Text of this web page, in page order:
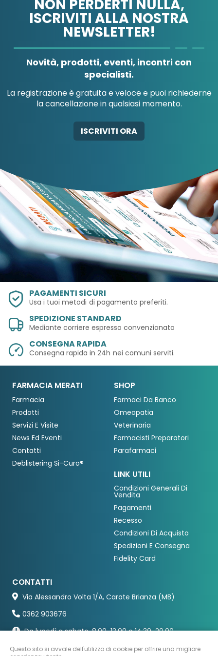
A.MENARINI
A.MENARINI
AB-GLOBAL SRL
ABBATE A&V PHARMA
NON PERDERTI NULLA,
ISCRIVITI ALLA NOSTRA
NEWSLETTER!
Novità, prodotti, eventi, incontri con
specialisti.
La registrazione è gratuita e veloce e puoi richiederne
la cancellazione in qualsiasi momento.
ISCRIVITI ORA
PAGAMENTI SICURI
Usa i tuoi metodi di pagamento preferiti.
SPEDIZIONE STANDARD
Mediante corriere espresso convenzionato
CONSEGNA RAPIDA
Consegna rapida in 24h nei comuni serviti.
FARMACIA MERATI
Farmacia
Prodotti
Servizi E Visite
News Ed Eventi
Contatti
Deblistering Si-Curo®
SHOP
Farmaci Da Banco
Omeopatia
Veterinaria
Farmacisti Preparatori
Parafarmaci
LINK UTILI
Condizioni Generali Di
Vendita
Pagamenti
Recesso
Condizioni Di Acquisto
Spedizioni E Consegna
Fidelity Card
CONTATTI
Via Alessandro Volta 1/A, Carate Brianza (MB)
0362 903676
Da lunedì a sabato, 8.00-13.00 e 14.30-20.00
Questo sito si avvale dell'utilizzo di cookie per offrire una migliore